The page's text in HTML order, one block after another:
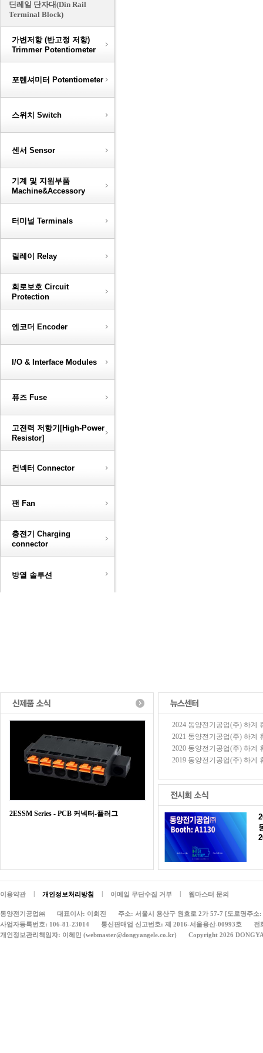
딘레일 단자대(Din Rail
Terminal Block)
가변저항 (반고정 저항)
Trimmer Potentiometer
포텐셔미터 Potentiometer
스위치 Switch
센서 Sensor
기계 및 지원부품
Machine&Accessory
터미널 Terminals
릴레이 Relay
회로보호 Circuit
Protection
엔코더 Encoder
I/O & Interface Modules
퓨즈 Fuse
고전력 저항기[High-Power
Resistor]
컨넥터 Connector
팬 Fan
충전기 Charging
connector
방열 솔루션
2ESSM Series - PCB 커넥터-플러그
2024 동양전기공업(주) 하계
2021 동양전기공업(주) 하계
2020 동양전기공업(주) 하계
2019 동양전기공업(주) 하계
이용약관 개인정보처리방침 이메일 무단수집 거부 웹마스터 문의
동양전기공업㈜ 대표이사: 이희진
주소: 서울시 용산구 원효로 2가 57-7 [도로명주
사업자등록번호: 106-81-23014
통신판매업 신고번호: 제 2016-서울용산-00993호
전
개인정보관리책임자: 이혜민 (webmaster@dongyangele.co.kr)
Copyright 2026